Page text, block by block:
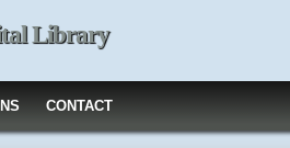
Library
CONTACT